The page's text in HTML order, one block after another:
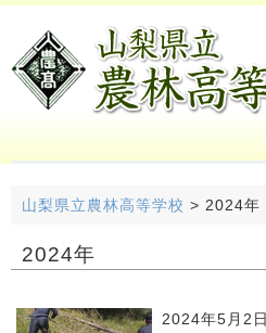
山梨県立農林高等学校 > 2024年
2024年
2024年5月2日